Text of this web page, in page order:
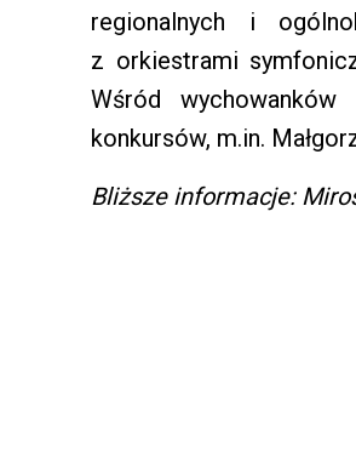
regionalnych i
z orkiestrami
Wśród
konkursów, m.in.
Bliższe informacje: